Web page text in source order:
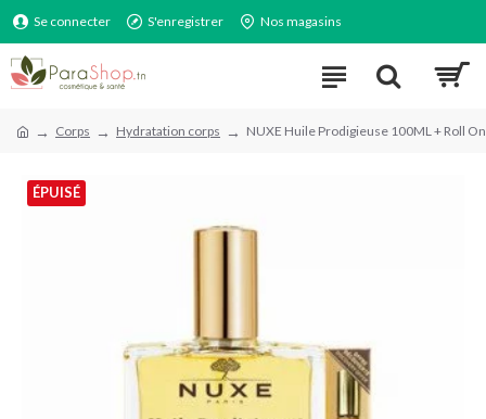
Se connecter S'enregistrer Nos magasins
Corps Hydratation corps NUXE Huile Prodigieuse 100ML + Roll
ÉPUISÉ